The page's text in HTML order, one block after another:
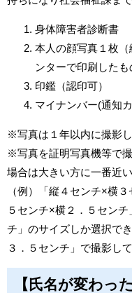
身体障害者診断書
本人の顔写真１枚
ンターで印刷したも
印鑑（認印可）
マイナンバー(通知
※写真は１年以内に撮影し
※写真を証明写真機等で
場合は大きい方に一番近
（例）「縦４センチ×横
５センチ×横２．５セン
チ」のサイズしか選択で
３．５センチ」で撮影し
【氏名が変わっ